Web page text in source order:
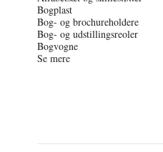
Bogplast
Bog- og brochureholdere
Bog- og udstillingsreoler
Bogvogne
Se mere